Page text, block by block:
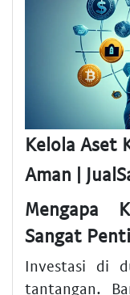
Kelola Aset
Aman |
Mengapa
Sangat
Investasi di
tantangan.